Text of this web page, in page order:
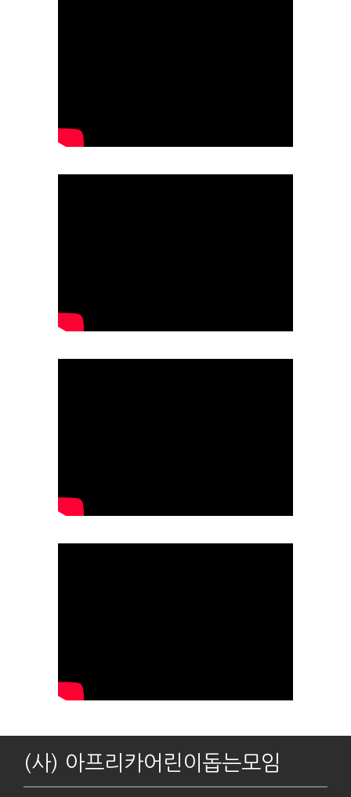
(사) 아프리카어린이돕는모임